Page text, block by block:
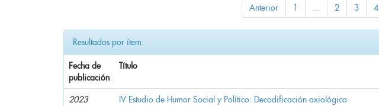
Anterior 1 ... 2 3 4
Resultados por ítem:
Fecha de
publicación
Título
2023 IV Estudio de Humor Social y Político: Decodificación axiológica